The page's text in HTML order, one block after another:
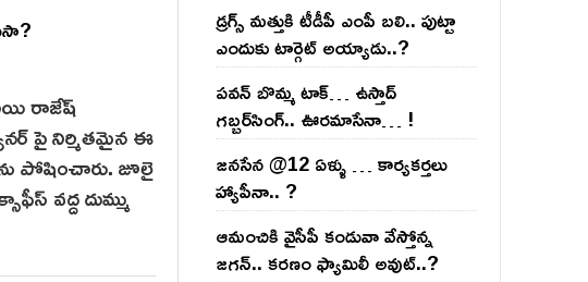
రాజేష్
పై నిర్మిత‌మైన ఈ
పోషించారు. జూలై
వ‌ద్ద దుమ్ము
డ్రగ్స్ మత్తుకి టీడీపీ ఎంపీ బలి.. పుట్టా
ఎందుకు టార్గెట్ అయ్యాడు..?
ప‌వ‌న్ బొమ్మ టాక్‌… ఉస్తాద్
గ‌బ్బ‌ర్‌సింగ్‌.. ఊర‌మాసేనా… !
జనసేన @12 ఏళ్ళు … కార్యకర్తలు
హ్యాపీనా.. ?
ఆమంచికి వైసీపీ కండువా వేస్తోన్న
జ‌గ‌న్‌.. క‌ర‌ణం ఫ్యామిలీ అవుట్‌..?